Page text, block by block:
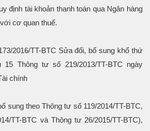
định tài khoản thanh toán qua Ngân hàng
cơ quan thuế.
2016/TT-BTC Sửa đổi, bổ sung khổ thứ
Thông tư số 219/2013/TT-BTC ngày
chính
sung theo Thông tư số 119/2014/TT-BTC,
TT-BTC và Thông tư 26/2015/TT-BTC),